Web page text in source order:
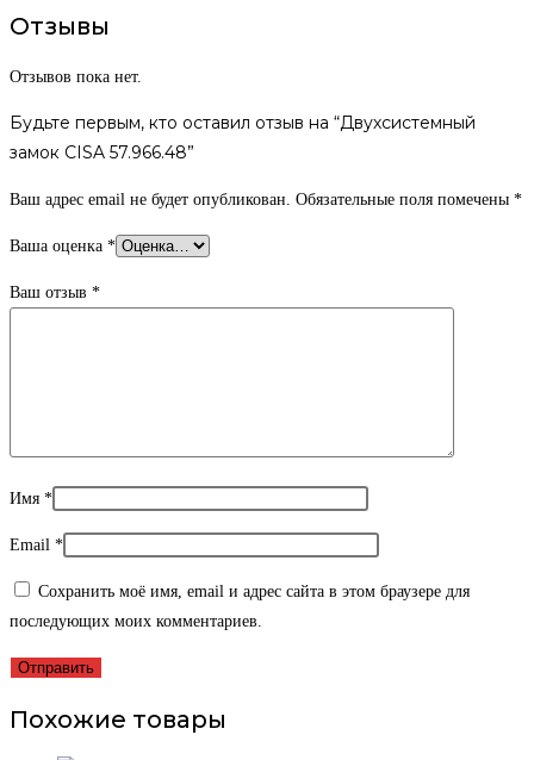
Отзывы
Отзывов пока нет.
Будьте первым, кто оставил отзыв на “Двухсистемный
замок CISA 57.966.48”
Ваш адрес email не будет опубликован. Обязательные поля помечены *
Ваша оценка *
Ваш отзыв *
Имя *
Email *
Сохранить моё имя, email и адрес сайта в этом браузере для
последующих моих комментариев.
Похожие товары